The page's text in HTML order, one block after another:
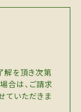
解を頂き次第
合は、ご請求
ていただきま